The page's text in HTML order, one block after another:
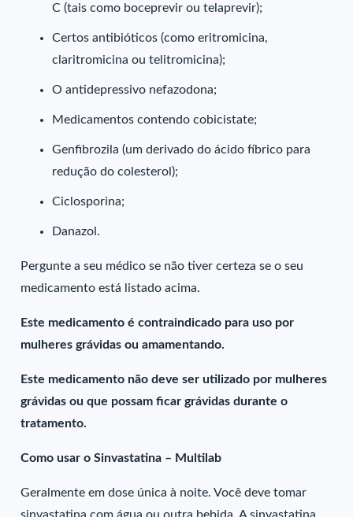
C (tais como boceprevir ou telaprevir);
Certos antibióticos (como eritromicina,
claritromicina ou telitromicina);
O antidepressivo nefazodona;
Medicamentos contendo cobicistate;
Genfibrozila (um derivado do ácido fíbrico para
redução do colesterol);
Ciclosporina;
Danazol.
Pergunte a seu médico se não tiver certeza se o seu
medicamento está listado acima.
Este medicamento é contraindicado para uso por
mulheres grávidas ou amamentando.
Este medicamento não deve ser utilizado por mulheres
grávidas ou que possam ficar grávidas durante o
tratamento.
Como usar o Sinvastatina – Multilab
Geralmente em dose única à noite. Você deve tomar